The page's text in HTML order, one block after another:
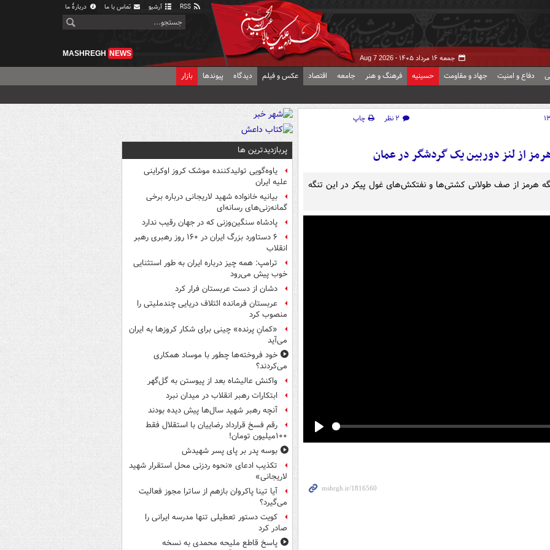
آرشیو تماس با ما دربارهٔ ما
جمعه ۱۶ مرداد ۱۴۰۵ - Aug 7 2026
MASHREGH NEWS
دفاع و امنیت جهاد و مقاومت حسینیه فرهنگ و هنر جامعه اقتصاد عکس و فیلم دیدگاه پیوندها بازار
۲ نظر
چاپ
از لنز دوربین یک گردشگر در عمان
هرمز از صف طولانی کشتی‌ها و نفتکش‌های غول پیکر در این تنگه
پربازدیدترین ها
یاوه‌گویی تولیدکننده موشک کروز اوکراینی
علیه ایران
بیانیه خانواده شهید لاریجانی درباره برخی
گمانه‌زنی‌های رسانه‌ای
پادشاه سنگین‌وزنی که در جهان رقیب ندارد
۶ دستاورد بزرگ ایران در ۱۶۰ روز رهبری رهبر
انقلاب
ترامپ: همه چیز درباره ایران به طور استثنایی
خوب پیش می‌رود
دشان از دست عربستان فرار کرد
عربستان فرمانده ائتلاف دریایی چندملیتی را
منصوب کرد
«کمانِ پرنده» چینی برای شکار کروزها به ایران
می‌آید
خود فروخته‌ها چطور با موساد همکاری
می‌کردند؟
واکنش عالیشاه بعد از پیوستن به گل‌گهر
ابتکارات رهبر انقلاب در میدان نبرد
آنچه رهبر شهید سال‌ها پیش دیده بودند
رقم فسخ قرارداد رضاییان با استقلال فقط
۱۰۰میلیون تومان!
بوسه‌ پدر بر پای پسر شهیدش
تکذیب ادعای «نحوه ردزنی محل استقرار شهید
لاریجانی»
آیا تینا پاکروان بازهم از ساترا مجوز فعالیت
می‌گیرد؟
کویت دستور تعطیلی تنها مدرسه ایرانی را
صادر کرد
پاسخ قاطع ملیحه محمدی به نسخه